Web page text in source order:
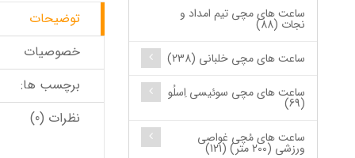
ساعت های مچی تیم امداد و
نجات (88)
ساعت های مچی خلبانی (238)
ساعت های مچی سوئیسی اِسلُو
(69)
ساعت های مُچی غواصی
ورزشی (200 متر) (121)
توضیحات
خصوصیات
برچسب ها:
نظرات (0)